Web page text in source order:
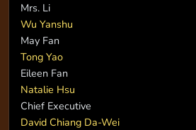
Mrs. Li
Wu Yanshu
May Fan
Tong Yao
Eileen Fan
Natalie Hsu
Chief Executive
David Chiang Da-Wei